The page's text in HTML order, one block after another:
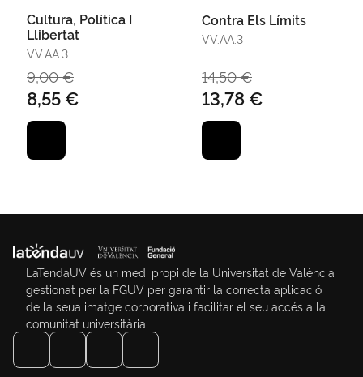
Cultura, Política I
Llibertat
VV.AA.3
9,00 €
8,55 €
Contra Els Límits
VV.AA.3
14,50 €
13,78 €
LaTendaUV és un medi propi de la Universitat de València
gestionat per la FGUV per garantir la correcta aplicació
de la seua imatge corporativa i facilitar el seu accés a la
comunitat universitària